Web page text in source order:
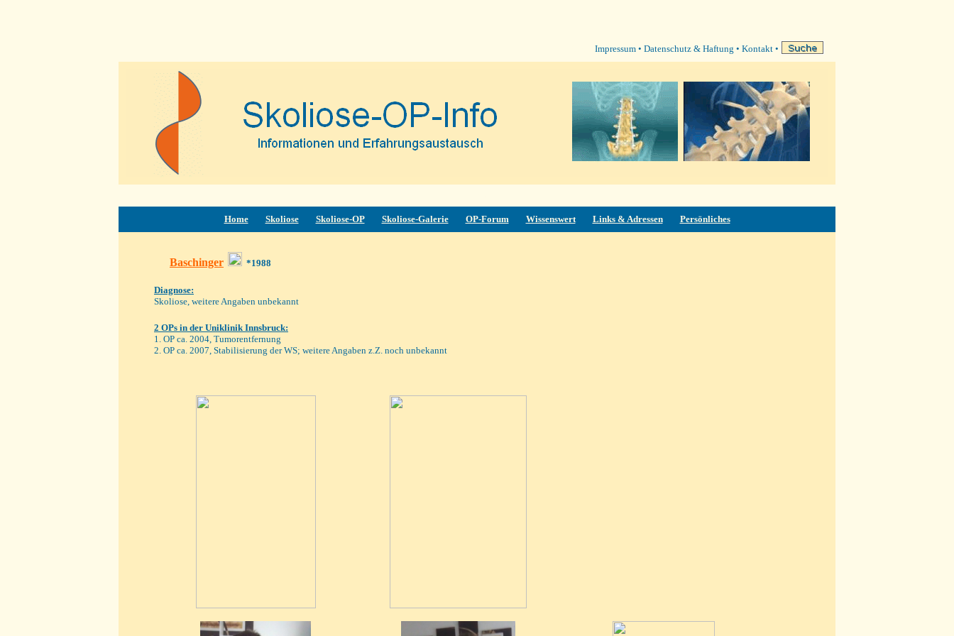
Impressum • Datenschutz & Haftung • Kontakt •
Home Skoliose Skoliose-OP Skoliose-Galerie OP-Forum Wissenswert Links & Adressen Persönliches
Baschinger *1988
Diagnose:
Skoliose, weitere Angaben unbekannt
2 OPs in der Uniklinik Innsbruck:
1. OP ca. 2004, Tumorentfernung
2. OP ca. 2007, Stabilisierung der WS; weitere Angaben z.Z. noch unbekannt